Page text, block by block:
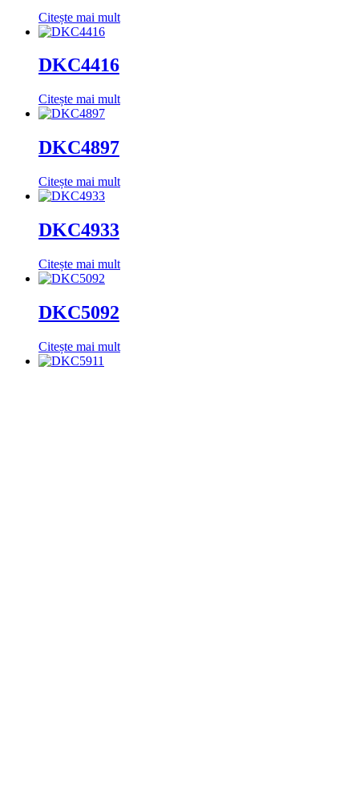
Citește mai mult
DKC4416
Citește mai mult
DKC4897
Citește mai mult
DKC4933
Citește mai mult
DKC5092
Citește mai mult